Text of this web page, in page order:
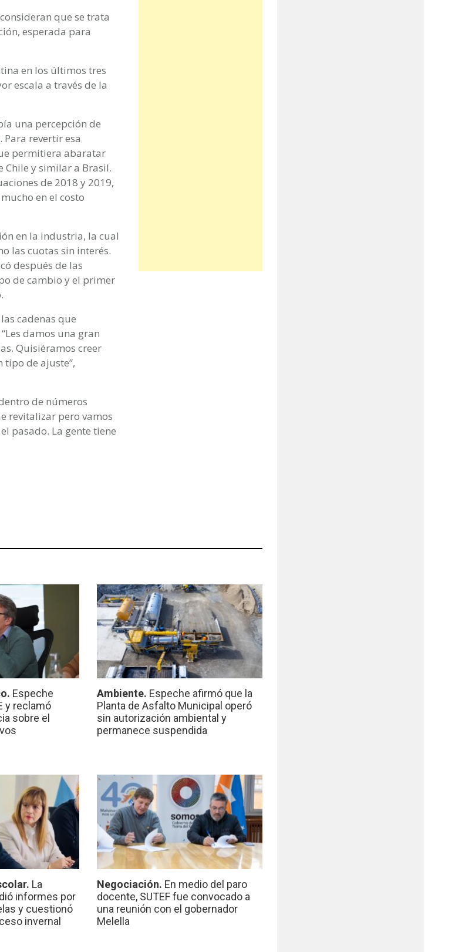
que se trata
esperada para
en los últimos tres
escala a través de la
una percepción de
revertir esa
permitiera abaratar
Chile y similar a Brasil.
de 2018 y 2019,
en el costo
en la industria, la cual
las cuotas sin interés.
después de las
de cambio y el primer
cadenas que
damos una gran
Quisiéramos creer
tipo de ajuste”,
de números
revitalizar pero vamos
pasado. La gente tiene
Espeche
y reclamó
sobre el
Ambiente. Espeche afirmó que la
Planta de Asfalto Municipal operó
sin autorización ambiental y
permanece suspendida
La
informes por
y cuestionó
invernal
Negociación. En medio del paro
docente, SUTEF fue convocado a
una reunión con el gobernador
Melella